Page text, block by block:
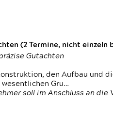
(2 Termine, nicht einzeln
Gutachten
den Aufbau und
Gru…
soll im Anschluss an